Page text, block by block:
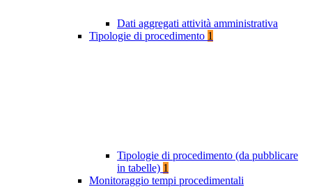
Dati aggregati attività amministrativa
Tipologie di procedimento 1
Tipologie di procedimento (da pubblicare
in tabelle) 1
Monitoraggio tempi procedimentali